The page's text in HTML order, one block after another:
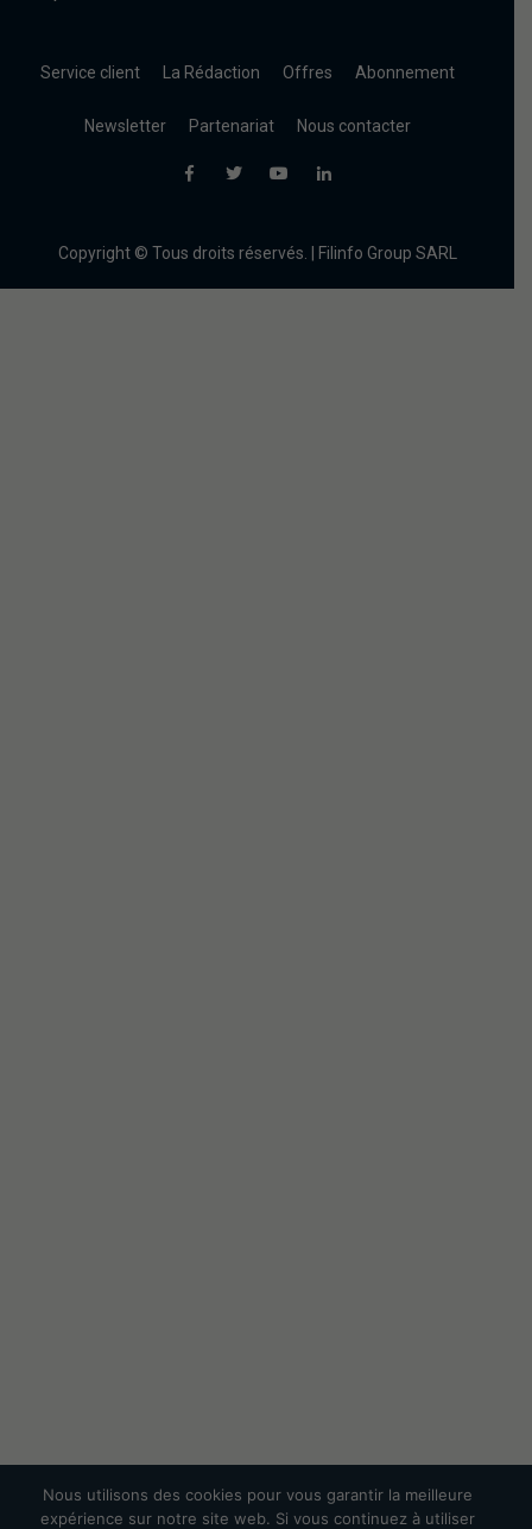
Service client La Rédaction Offres Abonnement
Newsletter Partenariat Nous contacter
Copyright © Tous droits réservés. | Filinfo Group SARL
Nous utilisons des cookies pour vous garantir la meilleure
expérience sur notre site web. Si vous continuez à utiliser